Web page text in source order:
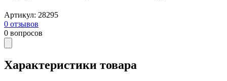
Артикул: 28295
0 отзывов
0 вопросов
Характеристики товара